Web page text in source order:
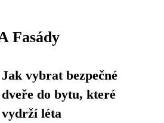
Fasády
Jak vybrat bezpečné
dveře do bytu, které
vydrží léta